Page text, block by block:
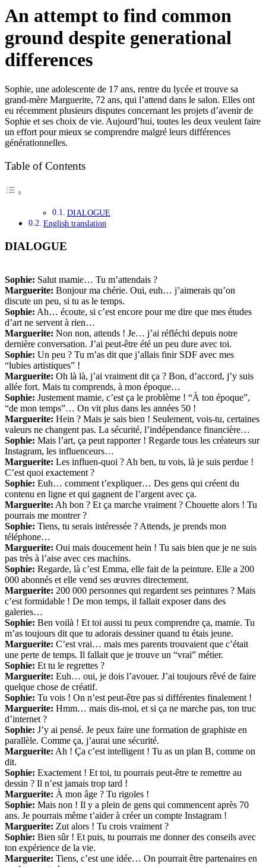
An attempt to find common
ground despite generational
differences
Sophie, une adolescente de 17 ans, rentre du lycée et trouve sa
grand-mère Marguerite, 72 ans, qui l’attend dans le salon. Elles ont
eu récemment plusieurs disputes concernant les projets d’avenir de
Sophie et ses choix de vie. Aujourd’hui, toutes les deux veulent faire
un effort pour mieux se comprendre malgré leurs différences
générationnelles.
Table of Contents
DIALOGUE
English translation
DIALOGUE
Sophie: Salut mamie… Tu m’attendais ?
Marguerite: Bonjour ma chérie. Oui, euh… j’aimerais qu’on
discute un peu, si tu as le temps.
Sophie: Ah… écoute, si c’est encore pour me dire que mes études
d’art ne servent à rien…
Marguerite: Non non, attends ! Je… j’ai réfléchi depuis notre
dernière conversation. J’ai peut-être été un peu dure avec toi.
Sophie: Un peu ? Tu m’as dit que j’allais finir SDF avec mes
“lubies artistiques” !
Marguerite: Oh là là, j’ai vraiment dit ça ? Bon, d’accord, j’y suis
allée fort. Mais tu comprends, à mon époque…
Sophie: Justement mamie, c’est ça le problème ! “À ton époque”,
“de mon temps”… On vit plus dans les années 50 !
Marguerite: Hein ? Mais je sais bien ! Seulement, vois-tu, certaines
valeurs ne changent pas. La sécurité, l’indépendance financière…
Sophie: Mais l’art, ça peut rapporter ! Regarde tous les créateurs sur
Instagram, les influenceurs…
Marguerite: Les influen-quoi ? Ah ben, tu vois, là je suis perdue !
C’est quoi exactement ?
Sophie: Euh… comment t’expliquer… Des gens qui créent du
contenu en ligne et qui gagnent de l’argent avec ça.
Marguerite: Ah bon ? Et ça marche vraiment ? Chouette alors ! Tu
pourrais me montrer ?
Sophie: Tiens, tu serais intéressée ? Attends, je prends mon
téléphone…
Marguerite: Oui mais doucement hein ! Tu sais bien que je ne suis
pas très à l’aise avec ces machins.
Sophie: Regarde, là c’est Emma, elle fait de la peinture. Elle a 200
000 abonnés et elle vend ses œuvres directement.
Marguerite: 200 000 personnes qui regardent ses peintures ? Mais
c’est formidable ! De mon temps, il fallait exposer dans des
galeries…
Sophie: Ben voilà ! Et toi aussi tu peux comprendre ça, mamie. Tu
m’as toujours dit que tu adorais dessiner quand tu étais jeune.
Marguerite: C’est vrai… mais mes parents trouvaient que c’était
une perte de temps. Il fallait que je trouve un “vrai” métier.
Sophie: Et tu le regrettes ?
Marguerite: Euh… oui, je dois l’avouer. J’ai toujours rêvé de faire
quelque chose de créatif.
Sophie: Tu vois ! On n’est peut-être pas si différentes finalement !
Marguerite: Hmm… mais dis-moi, et si ça ne marche pas, ton truc
d’internet ?
Sophie: J’y ai pensé. Je peux faire une formation de graphiste en
parallèle. Comme ça, j’aurai une sécurité.
Marguerite: Ah ! Ça c’est intelligent ! Tu as un plan B, comme on
dit.
Sophie: Exactement ! Et toi, tu pourrais peut-être te remettre au
dessin ? Il n’est jamais trop tard !
Marguerite: À mon âge ? Tu rigoles !
Sophie: Mais non ! Il y a plein de gens qui commencent après 70
ans. Je pourrais même t’aider à créer un compte Instagram !
Marguerite: Zut alors ! Tu crois vraiment ?
Sophie: Bien sûr ! Et puis, tu pourrais me donner des conseils avec
ton expérience de la vie.
Marguerite: Tiens, c’est une idée… On pourrait être partenaires en